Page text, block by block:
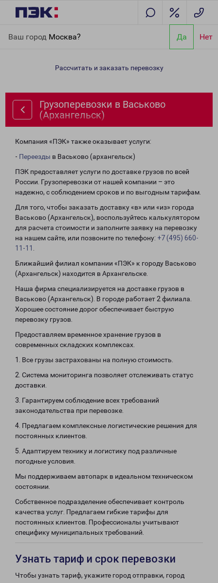
Ваш город Москва? Да Нет
(Архангельск)
Рассчитать и заказать перевозку
Грузоперевозки в Васьково
(Архангельск)
Компания «ПЭК» также оказывает услуги:
- Переезды в Васьково (архангельск)
ПЭК предоставляет услуги по доставке грузов по всей
России. Грузоперевозки от нашей компании – это
надежно, с соблюдением сроков и по выгодным тарифам.
Для того, чтобы заказать доставку «в» или «из» города
Васьково (Архангельск), воспользуйтесь калькулятором
для расчета стоимости и заполните заявку на перевозку
на нашем сайте, или позвоните по телефону: +7 (495) 660-
11-11
Ближайший филиал компании «ПЭК» к городу Васьково
(Архангельск) находится в Архангельске.
Наша фирма специализируется на доставке грузов в
Васьково (Архангельск). В городе работает 2 филиала.
Хорошее состояние дорог обеспечивает быструю
перевозку грузов.
Предоставляем временное хранение грузов в
современных складских комплексах.
1. Все грузы застрахованы на полную стоимость.
2. Система мониторинга позволяет отслеживать статус
доставки.
3. Гарантируем соблюдение всех требований
законодательства при перевозке.
4. Предлагаем комплексные логистические решения для
постоянных клиентов.
5. Адаптируем технику и логистику под различные
погодные условия.
Мы поддерживаем автопарк в идеальном техническом
состоянии.
Собственное подразделение обеспечивает контроль
качества услуг. Предлагаем гибкие тарифы для
постоянных клиентов. Профессионалы учитывают
специфику муниципальных требований.
Узнать тариф и срок перевозки
Чтобы узнать тариф, укажите город отправки, город